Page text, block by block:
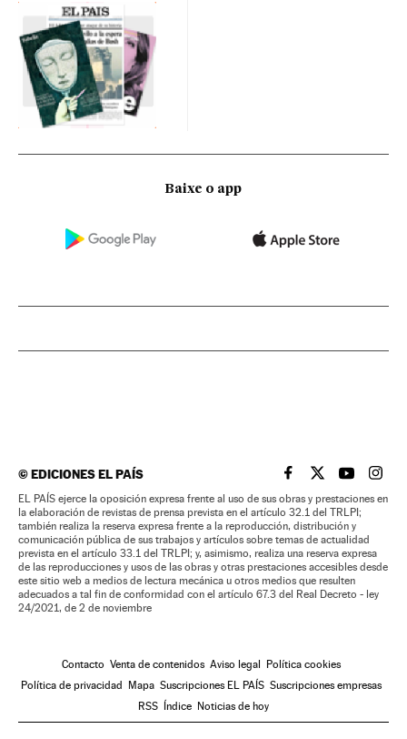
Baixe o app
©EDICIONES EL PAÍS EL PAÍS BRASIL EN
EL PAÍSEL PAÍS
EL
EL PAÍS ejerce la oposición expresa frente al uso de sus obras y prestaciones en
la elaboración de revistas de prensa prevista en el artículo 32.1 del TRLPI;
también realiza la reserva expresa frente a la reproducción, distribución y
comunicación pública de sus trabajos y artículos sobre temas de actualidad
prevista en el artículo 33.1 del TRLPI; y, asimismo, realiza una reserva expresa
de las reproducciones y usos de las obras y otras prestaciones accesibles desde
este sitio web a medios de lectura mecánica u otros medios que resulten
adecuados a tal fin de conformidad con el artículo 67.3 del Real Decreto - ley
24/2021, de 2 de noviembre
Contacto Venta de contenidos Aviso legal
Política cookies
Política de privacidad
Mapa Suscripciones EL PAÍS Suscripciones empresas
RSS
Índice Noticias de hoy